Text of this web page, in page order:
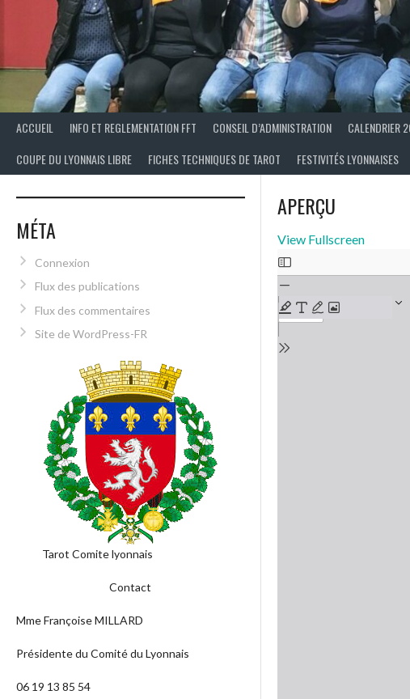
ACCUEIL INFO ET REGLEMENTATION FFT CONSEIL D’ADMINISTRATION
COUPE DU LYONNAIS LIBRE
FICHES TECHNIQUES DE TAROT FESTIVITÉS LYONNAISES
APERÇU
View Fullscreen
MÉTA
Connexion
Flux des publications
Flux des commentaires
Site de WordPress-FR
Tarot Comite lyonnais
Contact
Mme Françoise MILLARD
Présidente du Comité du Lyonnais
06 19 13 85 54